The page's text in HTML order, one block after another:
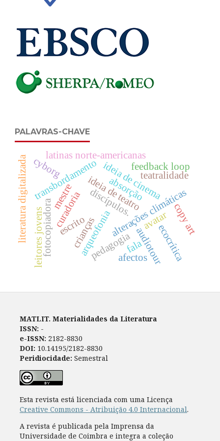
PALAVRAS-CHAVE
escritoarqueofonia
curadoria alterações climáticas
audiotour
ideia de teatro
ideia de cinema
absorçãoteatralidade
transbordamento
avatar
cyborg
fotocopiadora copy art
literatura digitalizadaleitores jovens crianças ecocrítica
latinas norte-americanas
pedagogia
feedback loop
afectos
mestre discípulos.
fala
MATLIT. Materialidades da Literatura
ISSN: -
e-ISSN: 2182-8830
DOI: 10.14195/2182-8830
Peridiocidade: Semestral
Esta revista está licenciada com uma Licença
Creative Commons - Atribuição 4.0 Internacional.
A revista é publicada pela Imprensa da
Universidade de Coimbra e integra a coleção